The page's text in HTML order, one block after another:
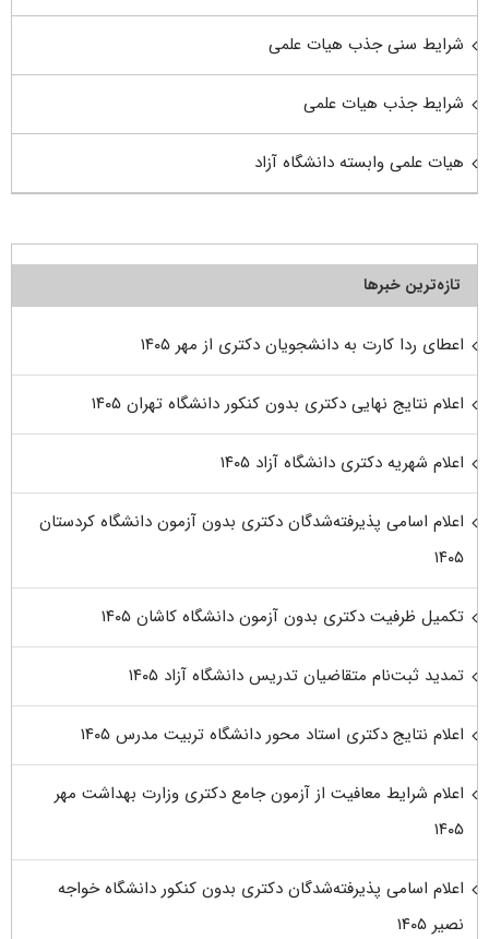
شرایط سنی جذب هیات علمی
شرایط جذب هیات علمی
هیات علمی وابسته دانشگاه آزاد
تازه‌ترین خبرها
اعطای ردا کارت به دانشجویان دکتری از مهر ۱۴۰۵
اعلام نتایج نهایی دکتری بدون کنکور دانشگاه تهران ۱۴۰۵
اعلام شهریه دکتری دانشگاه آزاد ۱۴۰۵
اعلام اسامی پذیرفته‌شدگان دکتری بدون آزمون دانشگاه کردستان
۱۴۰۵
تکمیل ظرفیت دکتری بدون آزمون دانشگاه کاشان ۱۴۰۵
تمدید ثبت‌نام متقاضیان تدریس دانشگاه آزاد ۱۴۰۵
اعلام نتایج دکتری استاد محور دانشگاه تربیت مدرس ۱۴۰۵
اعلام شرایط معافیت از آزمون جامع دکتری وزارت بهداشت مهر
۱۴۰۵
اعلام اسامی پذیرفته‌شدگان دکتری بدون کنکور دانشگاه خواجه
نصیر ۱۴۰۵